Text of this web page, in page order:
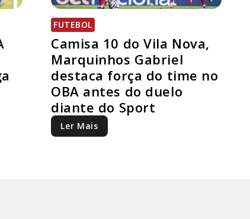
FUTEBOL
Camisa 10 do Vila Nova,
Marquinhos Gabriel
destaca força do time no
OBA antes do duelo
diante do Sport
Ler Mais